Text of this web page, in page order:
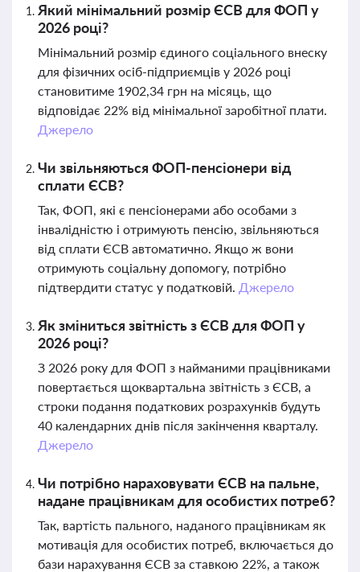
Який мінімальний розмір ЄСВ для ФОП у
2026 році?
Мінімальний розмір єдиного соціального внеску
для фізичних осіб-підприємців у 2026 році
становитиме 1902,34 грн на місяць, що
відповідає 22% від мінімальної заробітної плати.
Джерело
Чи звільняються ФОП-пенсіонери від
сплати ЄСВ?
Так, ФОП, які є пенсіонерами або особами з
інвалідністю і отримують пенсію, звільняються
від сплати ЄСВ автоматично. Якщо ж вони
отримують соціальну допомогу, потрібно
підтвердити статус у податковій. Джерело
Як зміниться звітність з ЄСВ для ФОП у
2026 році?
З 2026 року для ФОП з найманими працівниками
повертається щоквартальна звітність з ЄСВ, а
строки подання податкових розрахунків будуть
40 календарних днів після закінчення кварталу.
Джерело
Чи потрібно нараховувати ЄСВ на пальне,
надане працівникам для особистих потреб?
Так, вартість пального, наданого працівникам як
мотивація для особистих потреб, включається до
бази нарахування ЄСВ за ставкою 22%, а також